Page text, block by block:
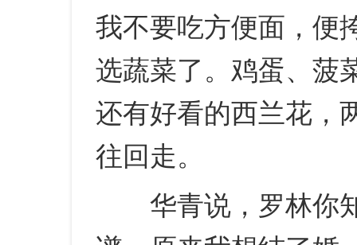
我不要吃方便面，便
选蔬菜了。鸡蛋、菠
还有好看的西兰花，
往回走。
华青说，罗林你知